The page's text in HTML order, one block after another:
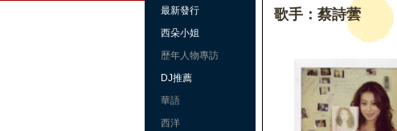
最新發行
西朵小姐
歷年人物專訪
DJ推薦
華語
西洋
歌手：蔡詩蕓